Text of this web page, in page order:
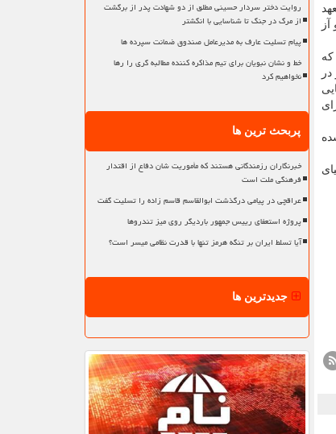
که
روایت دختر سردار حسینی مطلق از دو شهادت پدر از برگشت
از مرگ در جنگ تا شناسایی با انگشتر
پیام تسلیت عارف به مدیرعامل صندوق ضمانت سپرده ها
خط و نشان نبویان برای تیم مذاکره کننده مطالبه گری را رها
نخواهیم کرد
پربحث ترین ها
خبرنگاران رزمندگانی هستند که مأموریت شان دفاع از اقتدار
فرهنگی ملت است
عراقچی در پیامی درگذشت ابوالقاسم قاسم زاده را تسلیت گفت
پروژه استعفای رییس جمهور باردیگر روی میز تندروها
آیا تسلط ایران بر تنگه هرمز تنها با قدرت نظامی میسر است؟
جدیدترین ها